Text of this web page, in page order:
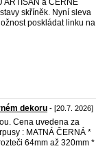
ARTISAN a ČERNÉ
skříněk. Nyní sleva
poskládat linku na
dekoru - [20.7. 2026]
Cena uvedena za
: MATNÁ ČERNÁ *
64mm až 320mm *